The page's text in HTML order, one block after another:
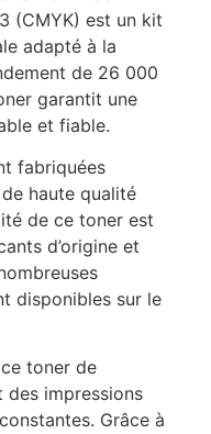
(CMYK) est un kit
adapté à la
de 26 000
garantit une
et fiable.
fabriquées
haute qualité
de ce toner est
d’origine et
disponibles sur le
toner de
des impressions
Grâce à